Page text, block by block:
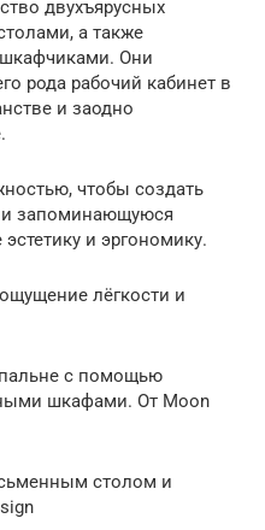
двухъярусных
а также
Они
рода рабочий кабинет в
и заодно
чтобы создать
и запоминающуюся
и эргономику.
лёгкости и
с помощью
шкафами. От Moon
столом и